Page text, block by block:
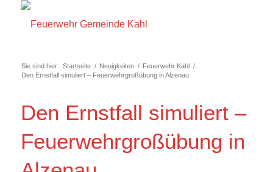
Sie sind hier: Startseite / Neuigkeiten / Feuerwehr Kahl /
Den Ernstfall simuliert – Feuerwehrgroßübung in Alzenau
Den Ernstfall simuliert –
Feuerwehrgroßübung in